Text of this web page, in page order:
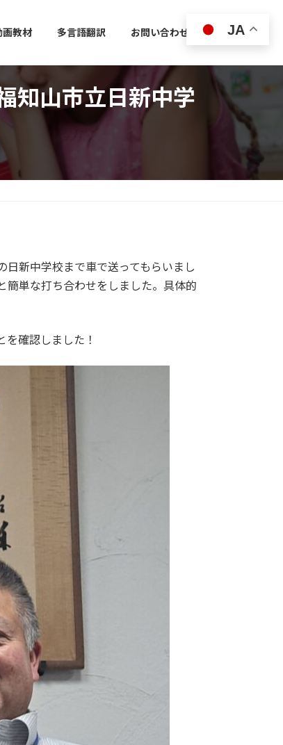
画教材 多言語翻訳 お問い合わせ
知山市立日新中学
新中学校まで車で送ってもらいまし
簡単な打ち合わせをしました。具体的
確認しました！
JA